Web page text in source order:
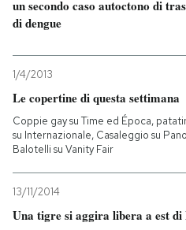
un secondo caso autoctono di
di dengue
1/4/2013
Le copertine di questa settimana
Coppie gay su Time ed Época,
su Internazionale, Casaleggio su
Balotelli su Vanity Fair
13/11/2014
Una tigre si aggira libera a est